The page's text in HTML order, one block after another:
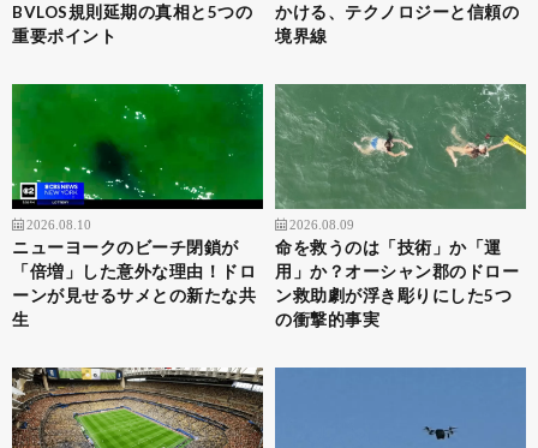
BVLOS規則延期の真相と5つの
重要ポイント
かける、テクノロジーと信頼の
境界線
2026.08.10
ニューヨークのビーチ閉鎖が
「倍増」した意外な理由！ドロ
ーンが見せるサメとの新たな共
生
2026.08.09
命を救うのは「技術」か「運
用」か？オーシャン郡のドロー
ン救助劇が浮き彫りにした5つ
の衝撃的事実